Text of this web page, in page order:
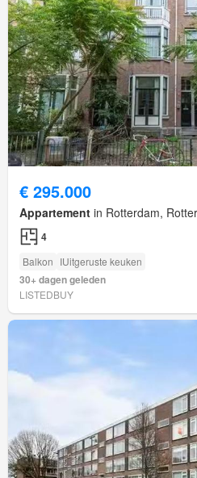
€ 295.000
Appartement in Rotterdam,
4
Balkon IUitgeruste keuken
30+ dagen geleden
LISTEDBUY